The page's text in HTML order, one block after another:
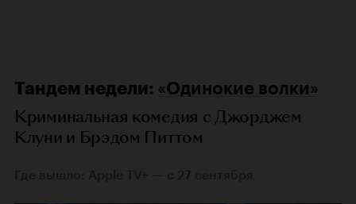
Тандем недели: «Одинокие волки»
Криминальная комедия с Джорджем
Клуни и Брэдом Питтом